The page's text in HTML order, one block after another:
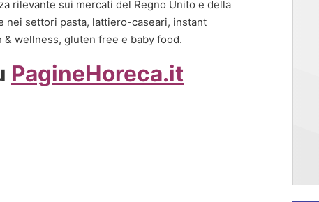
rilevante sui mercati del Regno Unito e della
nei settori pasta, lattiero-caseari, instant
wellness, gluten free e baby food.
PagineHoreca.it